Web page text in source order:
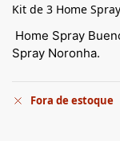
Kit de 3 Home
Home Spray
Spray Noronha.
Fora de estoque